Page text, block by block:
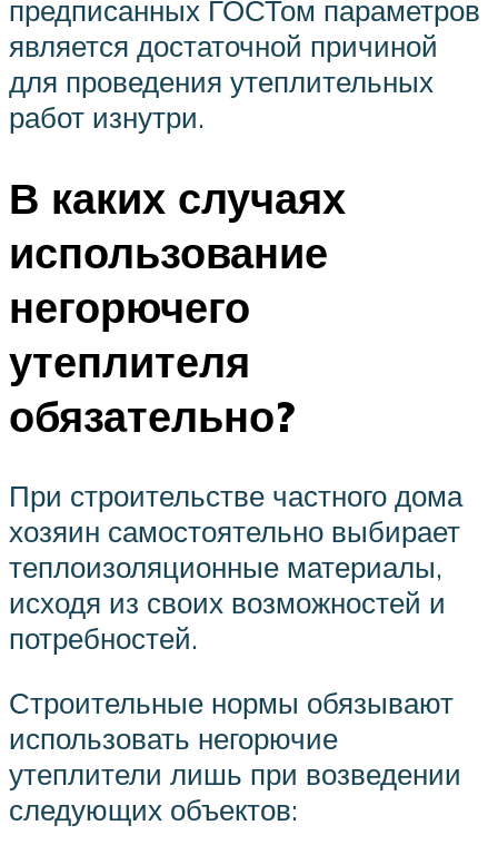
предписанных ГОСТом параметров
является достаточной причиной
для проведения утеплительных
работ изнутри.
В каких случаях
использование
негорючего
утеплителя
обязательно?
При строительстве частного дома
хозяин самостоятельно выбирает
теплоизоляционные материалы,
исходя из своих возможностей и
потребностей.
Строительные нормы обязывают
использовать негорючие
утеплители лишь при возведении
следующих объектов: